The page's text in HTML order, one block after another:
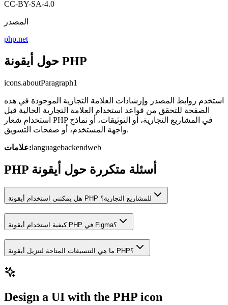
CC-BY-SA-4.0
المصدر
php.net
حول أيقونة PHP
icons.aboutParagraph1
استخدم روابط المصدر وإرشادات العلامة التجارية الموجودة في هذه
الصفحة للتحقق من قواعد استخدام العلامة التجارية الحالية قبل
استخدام شعار PHP في المشاريع التجارية، أو التوثيقات، أو نماذج
واجهة المستخدم، أو صفحات التسويق.
علامات:languagebackendweb
PHP أسئلة متكررة حول أيقونة
هل يمكنني استخدام أيقونة PHP للمشاريع التجارية؟
كيفية استخدام أيقونة PHP في Figma؟
ما هي التنسيقات المتاحة لتنزيل أيقونة PHP؟
Design a UI with the PHP icon